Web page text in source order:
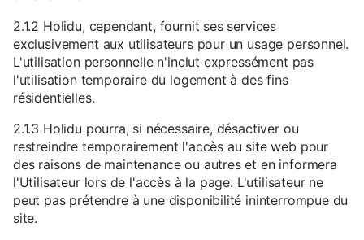
2.1.2 Holidu, cependant, fournit ses services
exclusivement aux utilisateurs pour un usage personnel.
L'utilisation personnelle n'inclut expressément pas
l'utilisation temporaire du logement à des fins
résidentielles.
2.1.3 Holidu pourra, si nécessaire, désactiver ou
restreindre temporairement l'accès au site web pour
des raisons de maintenance ou autres et en informera
l'Utilisateur lors de l'accès à la page. L'utilisateur ne
peut pas prétendre à une disponibilité ininterrompue du
site.